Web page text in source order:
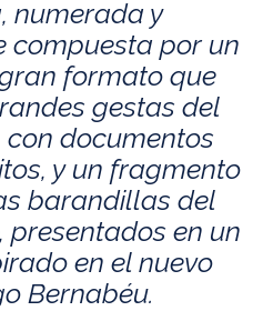
numerada y
compuesta por un
formato que
gestas del
documentos
y un fragmento
barandillas del
presentados en un
en el nuevo
Bernabéu.